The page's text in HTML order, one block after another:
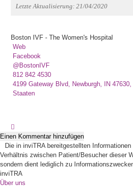
Letzte Aktualisierung: 21/04/2020
Boston IVF - The Women's Hospital
Web
Facebook
@BostonIVF
812 842 4530
4199 Gateway Blvd, Newburgh, IN 47630,
Staaten
Einen Kommentar hinzufügen
Die in inviTRA bereitgestellten
Verhältnis zwischen Patient/Besucher dieser
sondern dient lediglich zu
inviTRA
Über uns